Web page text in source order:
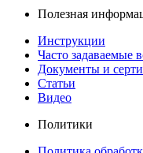
Полезная
Инструкции
Часто задаваемые
Документы и
Статьи
Видео
Политики